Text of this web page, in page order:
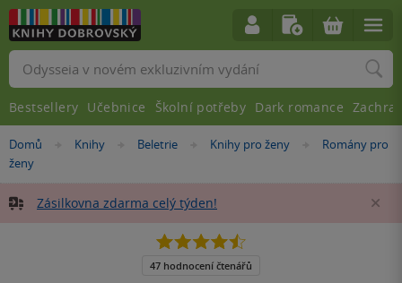
Nacházíte
se
Domů »
Knihy »
Beletrie »
Knihy pro ženy »
Romány pro
ženy
Zásilkovna zdarma celý týden!
4.5
5
47 hodnocení čtenářů
Vyhledávání
Bestsellery Učebnice Školní potřeby Dark romance